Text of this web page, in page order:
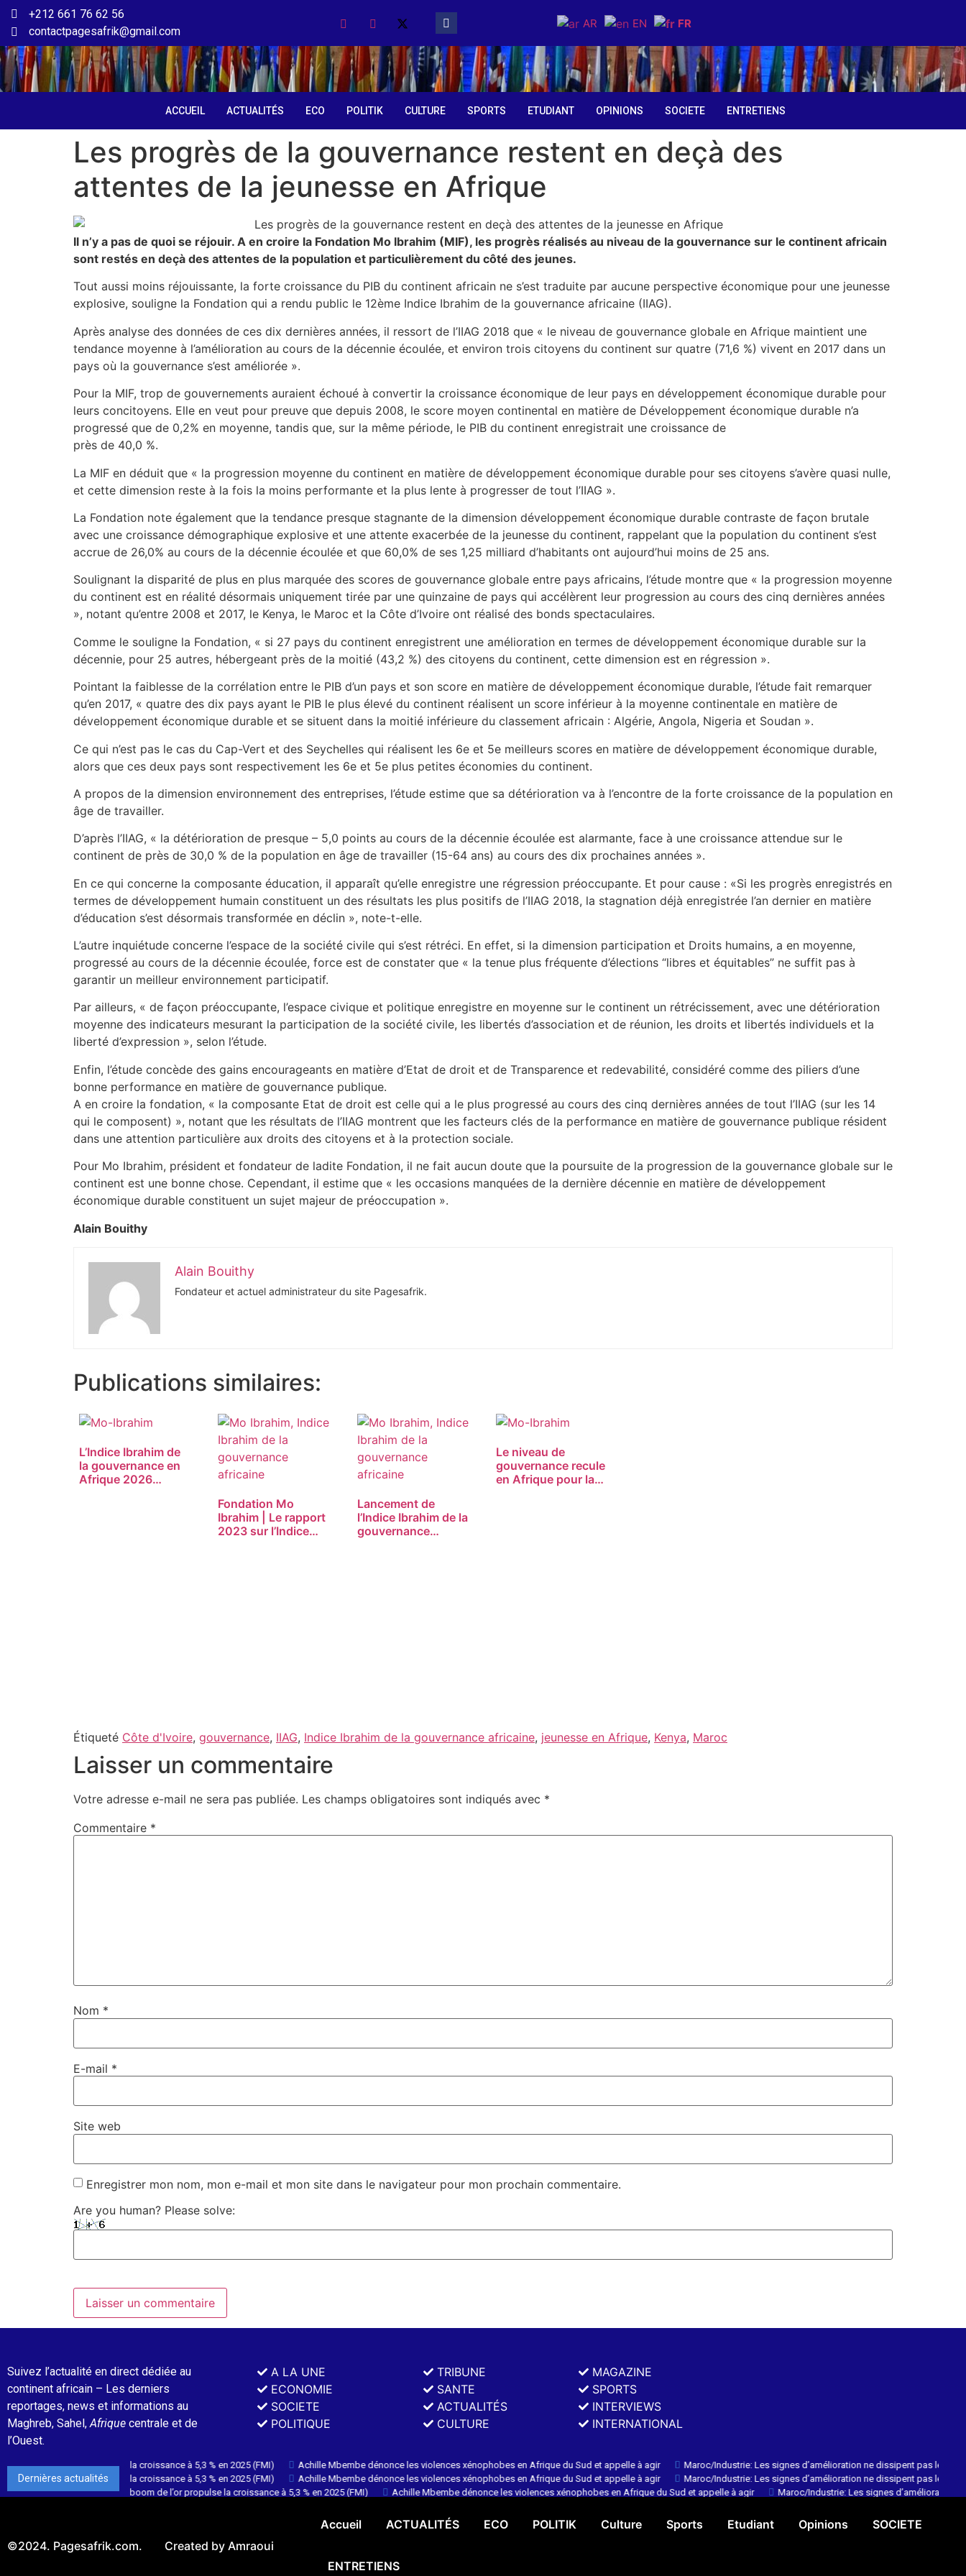
+212 661 76 62 56
contactpagesafrik@gmail.com
AR EN FR
ACCUEIL ACTUALITÉS ECO POLITIK CULTURE SPORTS ETUDIANT OPINIONS SOCIETE ENTRETIENS
Les progrès de la gouvernance restent en deçà des
attentes de la jeunesse en Afrique
Il n’y a pas de quoi se réjouir. A en croire la Fondation Mo Ibrahim (MIF), les progrès réalisés au niveau de la gouvernance sur le continent africain
sont restés en deçà des attentes de la population et particulièrement du côté des jeunes.
Tout aussi moins réjouissante, la forte croissance du PIB du continent africain ne s’est traduite par aucune perspective économique pour une jeunesse
explosive, souligne la Fondation qui a rendu public le 12ème Indice Ibrahim de la gouvernance africaine (IIAG).
Après analyse des données de ces dix dernières années, il ressort de l’IIAG 2018 que « le niveau de gouvernance globale en Afrique maintient une
tendance moyenne à l’amélioration au cours de la décennie écoulée, et environ trois citoyens du continent sur quatre (71,6 %) vivent en 2017 dans un
pays où la gouvernance s’est améliorée ».
Pour la MIF, trop de gouvernements auraient échoué à convertir la croissance économique de leur pays en développement économique durable pour
leurs concitoyens. Elle en veut pour preuve que depuis 2008, le score moyen continental en matière de Développement économique durable n’a
progressé que de 0,2% en moyenne, tandis que, sur la même période, le PIB du continent enregistrait une croissance de
près de 40,0 %.
La MIF en déduit que « la progression moyenne du continent en matière de développement économique durable pour ses citoyens s’avère quasi nulle,
et cette dimension reste à la fois la moins performante et la plus lente à progresser de tout l’IIAG ».
La Fondation note également que la tendance presque stagnante de la dimension développement économique durable contraste de façon brutale
avec une croissance démographique explosive et une attente exacerbée de la jeunesse du continent, rappelant que la population du continent s’est
accrue de 26,0% au cours de la décennie écoulée et que 60,0% de ses 1,25 milliard d’habitants ont aujourd’hui moins de 25 ans.
Soulignant la disparité de plus en plus marquée des scores de gouvernance globale entre pays africains, l’étude montre que « la progression moyenne
du continent est en réalité désormais uniquement tirée par une quinzaine de pays qui accélèrent leur progression au cours des cinq dernières années
», notant qu’entre 2008 et 2017, le Kenya, le Maroc et la Côte d’Ivoire ont réalisé des bonds spectaculaires.
Comme le souligne la Fondation, « si 27 pays du continent enregistrent une amélioration en termes de développement économique durable sur la
décennie, pour 25 autres, hébergeant près de la moitié (43,2 %) des citoyens du continent, cette dimension est en régression ».
Pointant la faiblesse de la corrélation entre le PIB d’un pays et son score en matière de développement économique durable, l’étude fait remarquer
qu’en 2017, « quatre des dix pays ayant le PIB le plus élevé du continent réalisent un score inférieur à la moyenne continentale en matière de
développement économique durable et se situent dans la moitié inférieure du classement africain : Algérie, Angola, Nigeria et Soudan ».
Ce qui n’est pas le cas du Cap-Vert et des Seychelles qui réalisent les 6e et 5e meilleurs scores en matière de développement économique durable,
alors que ces deux pays sont respectivement les 6e et 5e plus petites économies du continent.
A propos de la dimension environnement des entreprises, l’étude estime que sa détérioration va à l’encontre de la forte croissance de la population en
âge de travailler.
D’après l’IIAG, « la détérioration de presque – 5,0 points au cours de la décennie écoulée est alarmante, face à une croissance attendue sur le
continent de près de 30,0 % de la population en âge de travailler (15-64 ans) au cours des dix prochaines années ».
En ce qui concerne la composante éducation, il apparaît qu’elle enregistre une régression préoccupante. Et pour cause : «Si les progrès enregistrés en
termes de développement humain constituent un des résultats les plus positifs de l’IIAG 2018, la stagnation déjà enregistrée l’an dernier en matière
d’éducation s’est désormais transformée en déclin », note-t-elle.
L’autre inquiétude concerne l’espace de la société civile qui s’est rétréci. En effet, si la dimension participation et Droits humains, a en moyenne,
progressé au cours de la décennie écoulée, force est de constater que « la tenue plus fréquente d’élections “libres et équitables” ne suffit pas à
garantir un meilleur environnement participatif.
Par ailleurs, « de façon préoccupante, l’espace civique et politique enregistre en moyenne sur le continent un rétrécissement, avec une détérioration
moyenne des indicateurs mesurant la participation de la société civile, les libertés d’association et de réunion, les droits et libertés individuels et la
liberté d’expression », selon l’étude.
Enfin, l’étude concède des gains encourageants en matière d’Etat de droit et de Transparence et redevabilité, considéré comme des piliers d’une
bonne performance en matière de gouvernance publique.
A en croire la fondation, « la composante Etat de droit est celle qui a le plus progressé au cours des cinq dernières années de tout l’IIAG (sur les 14
qui le composent) », notant que les résultats de l’IIAG montrent que les facteurs clés de la performance en matière de gouvernance publique résident
dans une attention particulière aux droits des citoyens et à la protection sociale.
Pour Mo Ibrahim, président et fondateur de ladite Fondation, il ne fait aucun doute que la poursuite de la progression de la gouvernance globale sur le
continent est une bonne chose. Cependant, il estime que « les occasions manquées de la dernière décennie en matière de développement
économique durable constituent un sujet majeur de préoccupation ».
Alain Bouithy
Alain Bouithy
Fondateur et actuel administrateur du site Pagesafrik.
Publications similaires:
L’Indice Ibrahim de
la gouvernance en
Afrique 2026…
Fondation Mo
Ibrahim | Le rapport
2023 sur l’Indice…
Lancement de
l’Indice Ibrahim de la
gouvernance…
Le niveau de
gouvernance recule
en Afrique pour la…
Étiqueté Côte d'Ivoire, gouvernance, IIAG, Indice Ibrahim de la gouvernance africaine, jeunesse en Afrique, Kenya, Maroc
Laisser un commentaire
Votre adresse e-mail ne sera pas publiée. Les champs obligatoires sont indiqués avec *
Commentaire *
Nom *
E-mail *
Site web
Enregistrer mon nom, mon e-mail et mon site dans le navigateur pour mon prochain commentaire.
Are you human? Please solve:
Suivez l’actualité en direct dédiée au
continent africain – Les derniers
reportages, news et informations au
Maghreb, Sahel,Afrique centrale et de
l’Ouest.
A LA UNE
ECONOMIE
SOCIETE
POLITIQUE
TRIBUNE
SANTE
ACTUALITÉS
CULTURE
MAGAZINE
SPORTS
INTERVIEWS
INTERNATIONAL
Dernières actualités
boom de l’or propulse la croissance à 5,3 % en 2025 (FMI) Achille Mbembe dénonce les violences xénophobes en Afrique du Sud et appelle à agir
Maroc/Industrie: Les signes d’amélioration ne dissipent pas les fragilités
boom de l’or propulse la croissance à 5,3 % en 2025 (FMI)
Achille Mbembe dénonce les violences xénophobes en Afrique du Sud et appelle à agir
Maroc/Industrie: Les signes d’amélioration ne dissipent pas les fragilités
Burkina Faso : le boom de l’or propulse la croissance à 5,3 % en 2025 (FMI)
Achille Mbembe dénonce les violences xénophobes en Afrique du Sud et appelle à agir Maroc/Industrie: Les signes d’amélioration ne
©2024. Pagesafrik.com. Created by Amraoui
Accueil ACTUALITÉS ECO POLITIK Culture Sports Etudiant Opinions SOCIETE
ENTRETIENS